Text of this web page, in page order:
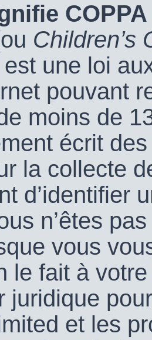
Children’s
une loi
pouvant
moins de
écrit
la collecte
d’identifier
n’êtes
vous
le fait à
juridique
et les